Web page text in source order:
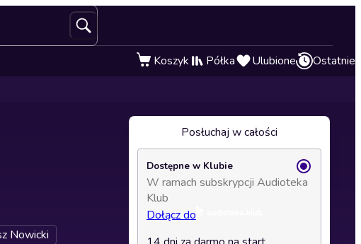
Koszyk Półka Ulubione Ostatnie
Nowicki
Posłuchaj w całości
Dostępne w Klubie
W ramach subskrypcji Audioteka
Klub
Dołącz do